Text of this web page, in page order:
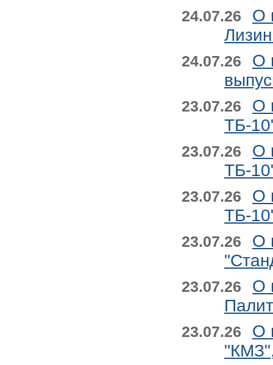
24.07.26
О
24.07.26
О
23.07.26
О
ТБ-
23.07.26
О
ТБ-
23.07.26
О
ТБ-
23.07.26
О
23.07.26
О
23.07.26
О